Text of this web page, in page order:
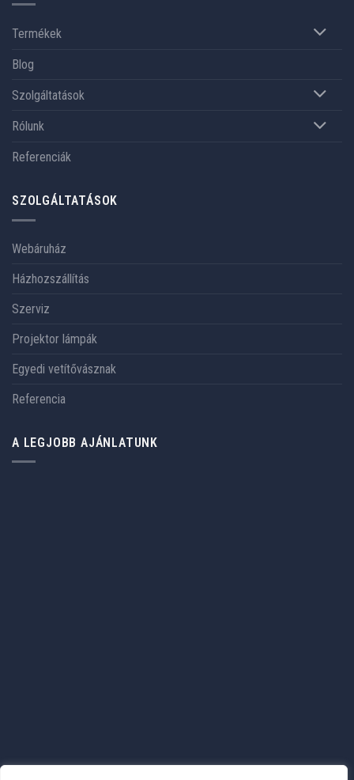
Termékek
Blog
Szolgáltatások
Rólunk
Referenciák
SZOLGÁLTATÁSOK
Webáruház
Házhozszállítás
Szerviz
Projektor lámpák
Egyedi vetítővásznak
Referencia
A LEGJOBB AJÁNLATUNK